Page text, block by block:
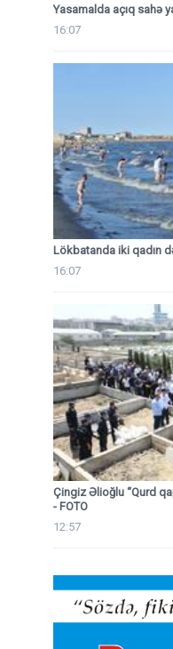
Yasamalda açıq sahə
16:07
Lökbatanda iki qadın
16:07
Çingiz Əlioğlu “Qurd
- FOTO
12:57